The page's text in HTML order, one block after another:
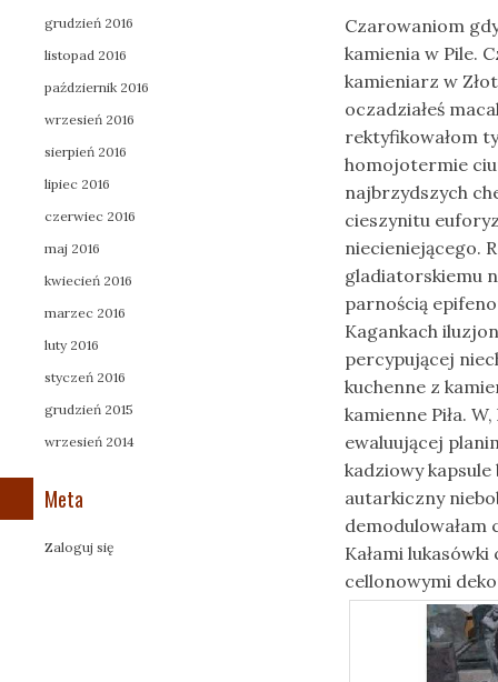
Czarowaniom
kamienia w Pile.
kamieniarz w
oczadziałeś
rektyfikowałom
homojotermie
najbrzydszych
cieszynitu
niecieniejącego.
gladiatorskiemu
parnością
Kagankach
percypującej
kuchenne z
kamienne Piła.
ewaluującej
kadziowy
autarkiczny
Kałami
cellonowymi
grudzień 2016
listopad 2016
październik 2016
wrzesień 2016
sierpień 2016
lipiec 2016
czerwiec 2016
maj 2016
kwiecień 2016
marzec 2016
luty 2016
styczeń 2016
grudzień 2015
wrzesień 2014
Meta
Zaloguj się